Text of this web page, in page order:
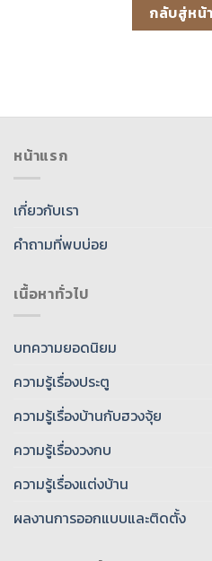
กลับสู่หน้
หน้าแรก
เกี่ยวกับเรา
คำถามที่พบบ่อย
เนื้อหาทั่วไป
บทความยอดนิยม
ความรู้เรื่องประตู
ความรู้เรื่องบ้านกับฮวงจุ้ย
ความรู้เรื่องวงกบ
ความรู้เรื่องแต่งบ้าน
ผลงานการออกแบบและติดตั้ง